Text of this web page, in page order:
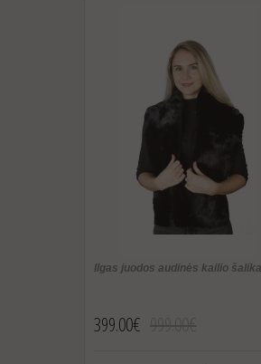
Ilgas juodos audinės kailio
399.00€